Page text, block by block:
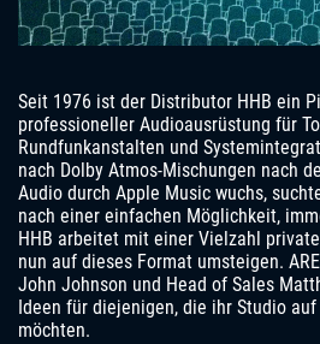
Seit 1976 ist der Distributor HHB ein
professioneller Audioausrüstung für
Rundfunkanstalten und
nach Dolby Atmos-Mischungen nach
Audio durch Apple Music wuchs,
nach einer einfachen Möglichkeit,
HHB arbeitet mit einer Vielzahl
nun auf dieses Format umsteigen.
John Johnson und Head of Sales
Ideen für diejenigen, die ihr Studio
möchten.